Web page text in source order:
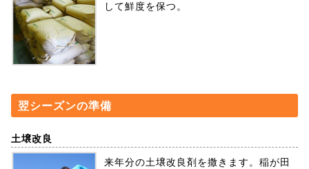
して鮮度を保つ。
翌シーズンの準備
土壌改良
来年分の土壌改良剤を撒きます。稲が田